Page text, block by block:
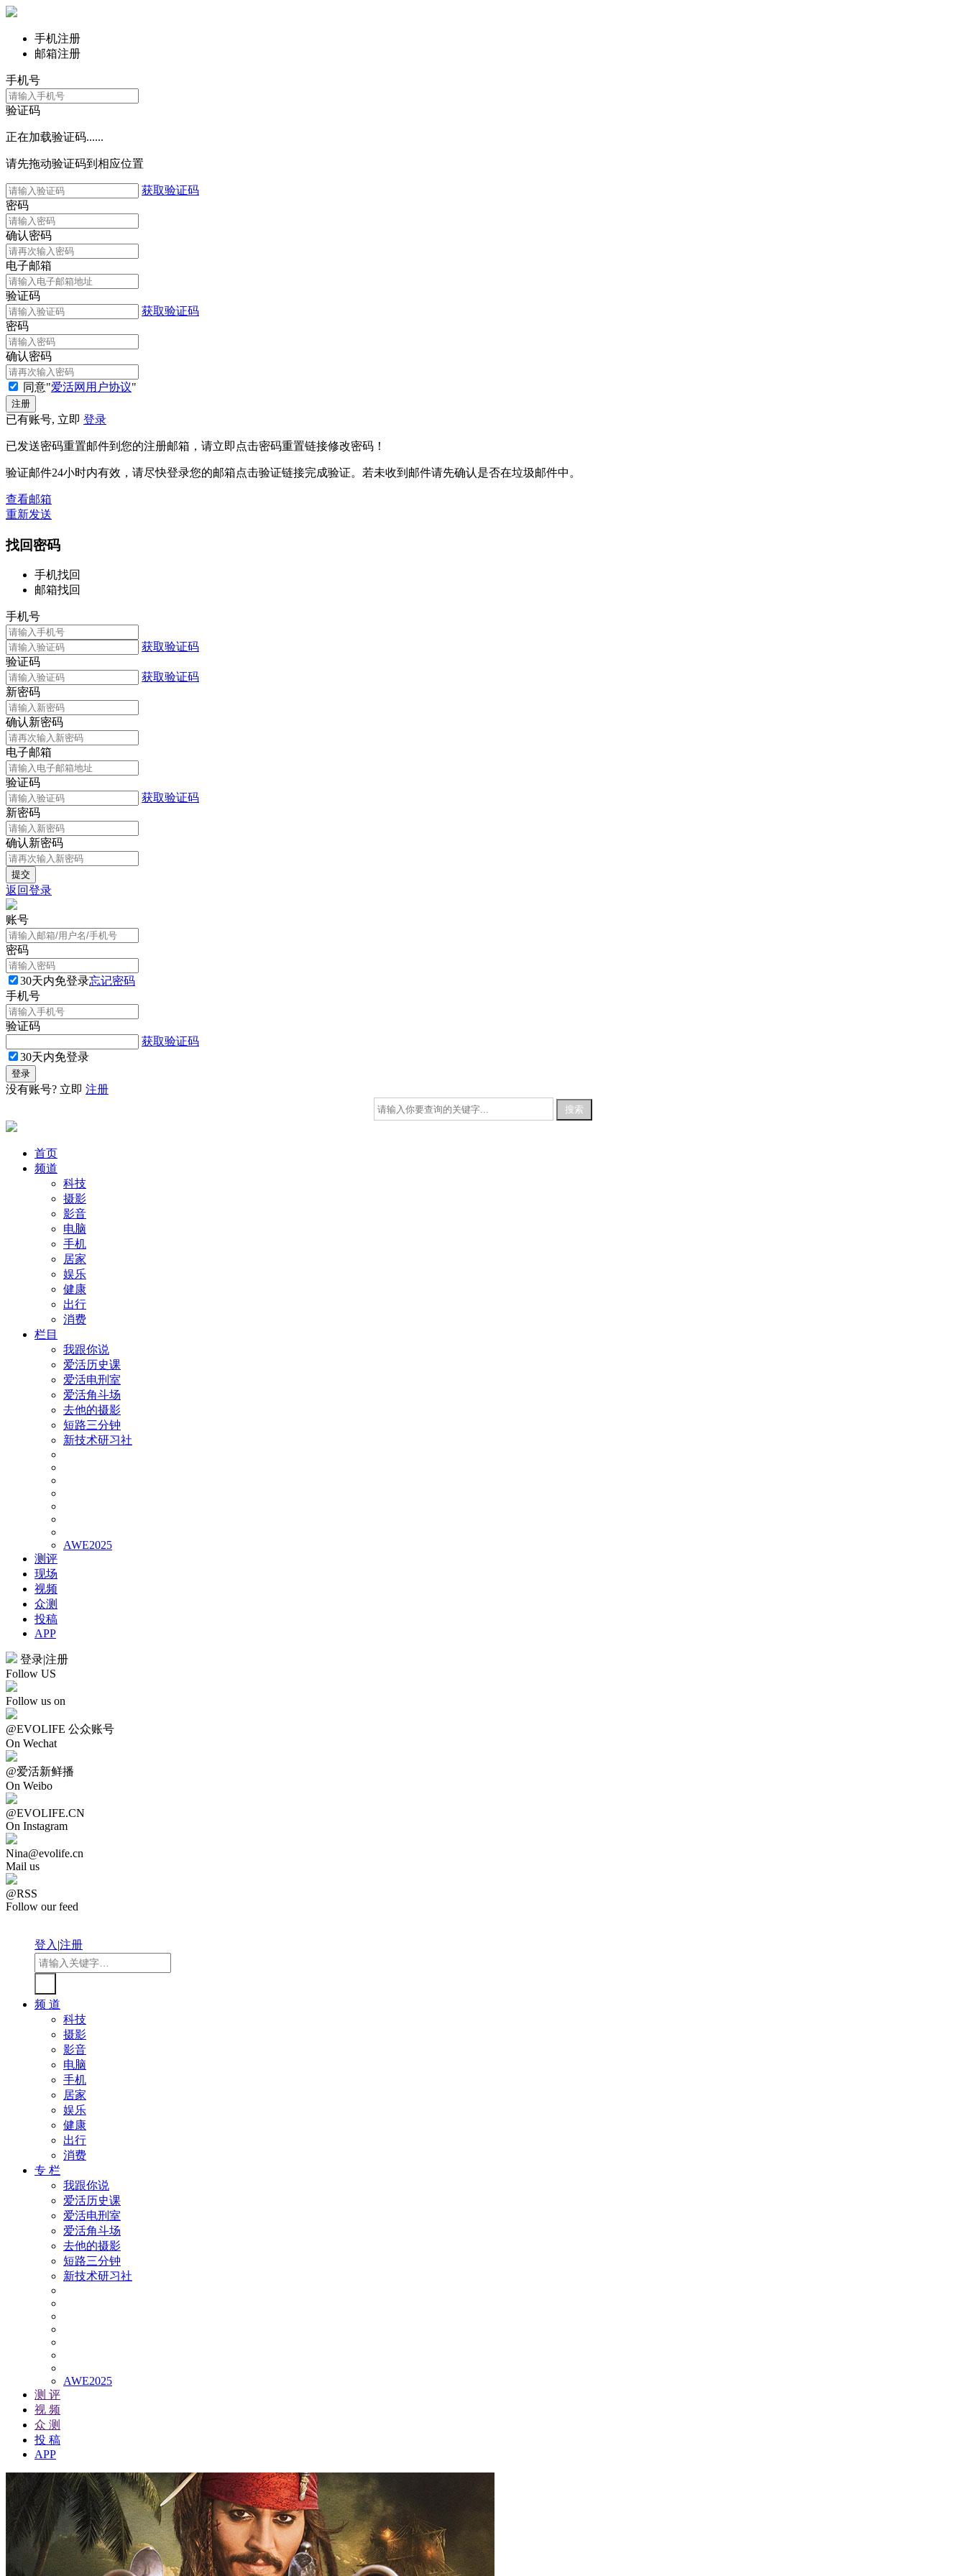
手机注册
邮箱注册
手机号
验证码
正在加载验证码......
请先拖动验证码到相应位置
获取验证码
密码
确认密码
电子邮箱
验证码
获取验证码
密码
确认密码
同意"爱活网用户协议"
已有账号, 立即 登录
已发送密码重置邮件到您的注册邮箱，请立即点击密码重置链接修改密码！
验证邮件24小时内有效，请尽快登录您的邮箱点击验证链接完成验证。若未收到邮件请先确认是否在垃圾邮件中。
查看邮箱
重新发送
找回密码
手机找回
邮箱找回
手机号
获取验证码
验证码
获取验证码
新密码
确认新密码
电子邮箱
验证码
获取验证码
新密码
确认新密码
返回登录
账号
密码
30天内免登录忘记密码
手机号
验证码
获取验证码
30天内免登录
没有账号? 立即 注册
首页
频道
科技
摄影
影音
电脑
手机
居家
娱乐
健康
出行
消费
栏目
我跟你说
爱活历史课
爱活电刑室
爱活角斗场
去他的摄影
短路三分钟
新技术研习社
AWE2025
测评
现场
视频
众测
投稿
APP
登录|注册
Follow US
Follow us on
@EVOLIFE 公众账号
On Wechat
@爱活新鲜播
On Weibo
@EVOLIFE.CN
On Instagram
Nina@evolife.cn
Mail us
@RSS
Follow our feed
登入|注册
频 道
科技
摄影
影音
电脑
手机
居家
娱乐
健康
出行
消费
专 栏
我跟你说
爱活历史课
爱活电刑室
爱活角斗场
去他的摄影
短路三分钟
新技术研习社
AWE2025
测 评
视 频
众 测
投 稿
APP